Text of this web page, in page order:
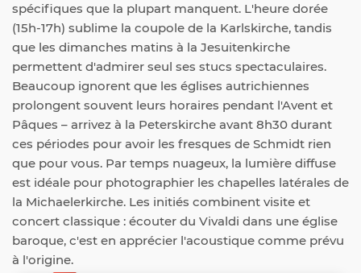
spécifiques que la plupart manquent. L'heure dorée
(15h-17h) sublime la coupole de la Karlskirche, tandis
que les dimanches matins à la Jesuitenkirche
permettent d'admirer seul ses stucs spectaculaires.
Beaucoup ignorent que les églises autrichiennes
prolongent souvent leurs horaires pendant l'Avent et
Pâques – arrivez à la Peterskirche avant 8h30 durant
ces périodes pour avoir les fresques de Schmidt rien
que pour vous. Par temps nuageux, la lumière diffuse
est idéale pour photographier les chapelles latérales de
la Michaelerkirche. Les initiés combinent visite et
concert classique : écouter du Vivaldi dans une église
baroque, c'est en apprécier l'acoustique comme prévu
à l'origine.